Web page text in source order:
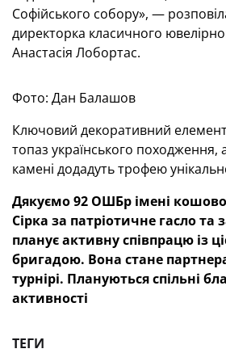
Софійського собору», —
директорка класичного
Анастасія Лобортас.
Фото: Дан Балашов
Ключовий декоративний
топаз українського
камені додадуть трофею
Дякуємо 92 ОШБр імені
Сірка за патріотичне гасло та
планує активну співпрацю із
бригадою. Вона стане
турнірі. Плануються спільні
активності
ТЕГИ